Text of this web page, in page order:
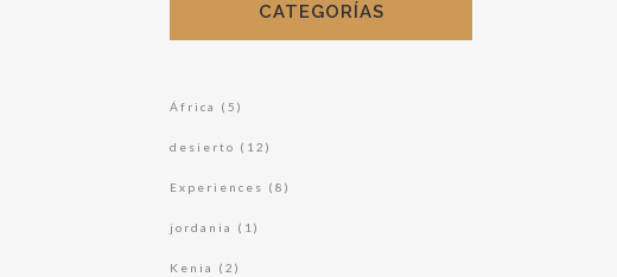
CATEGORÍAS
África (5)
desierto (12)
Experiences (8)
jordania (1)
Kenia (2)